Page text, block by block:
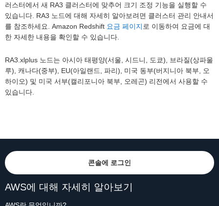
러스터에서 새 RA3 클러스터에 맞추어 크기 조정 기능을 실행할 수
있습니다. RA3 노드에 대해 자세히 알아보려면 클러스터 관리 안내서
를 참조하세요. Amazon Redshift 요금 페이지 로 이동하여 요금에 대
한 자세한 내용을 확인할 수 있습니다.
RA3.xlplus 노드는 아시아 태평양(서울, 시드니, 도쿄), 브라질(상파울
루), 캐나다(중부), EU(아일랜드, 파리), 미국 동부(버지니아 북부, 오
하이오) 및 미국 서부(캘리포니아 북부, 오레곤) 리전에서 사용할 수
있습니다.
콘솔에 로그인
AWS에 대해 자세히 알아보기